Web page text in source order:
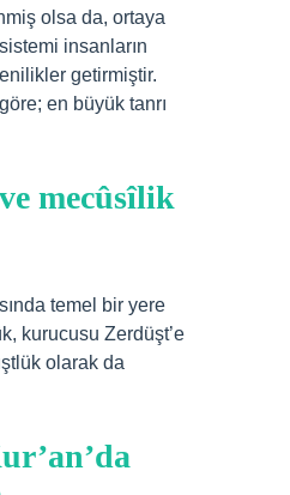
olsa da, ortaya
insanların
getirmiştir.
en büyük tanrı
mecûsîlik
temel bir yere
kurucusu Zerdüşt’e
olarak da